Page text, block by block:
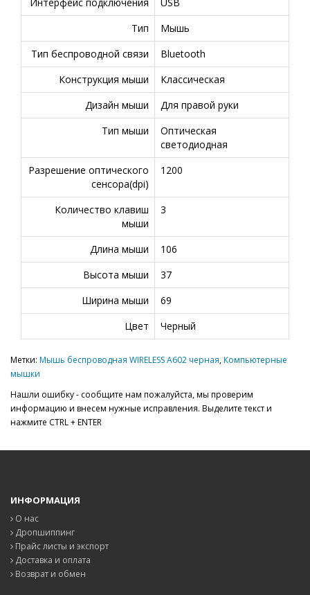
Тип
Мышь
Тип беспроводной связи
Bluetooth
Конструкция мыши
Классическая
Дизайн мыши
Для правой руки
Тип мыши
Оптическая
светодиодная
Разрешение оптического
сенсора(dpi)
1200
Количество клавиш
мыши
3
Длина мыши
106
Высота мыши
37
Ширина мыши
69
Цвет
Черный
Метки: Мышь беспроводная WIRELESS A602 черная,Компьютерные
мышки
Нашли ошибку - сообщите нам пожалуйста, мы проверим
информацию и внесем нужные исправления. Выделите текст и
нажмите CTRL + ENTER
ИНФОРМАЦИЯ
О нас
Дропшиппинг
Прайс листы и экспорт
Доставка и оплата
Возврат и обмен